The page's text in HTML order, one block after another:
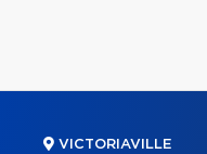
VICTORIAVILLE